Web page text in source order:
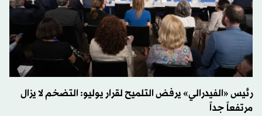
رئيس «الفيدرالي» يرفض التلميح لقرار يوليو: التضخم لا يزال
مرتفعاً جداً